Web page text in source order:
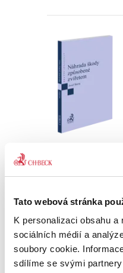
Tato webová stránka
K personalizaci obsahu
sociálních médií a
soubory cookie.
sdílíme se svými
390,00 Kč
Publikace
povinnosti nahradit
podle § 2933 až
ryzí teorii, v knize
řešení...